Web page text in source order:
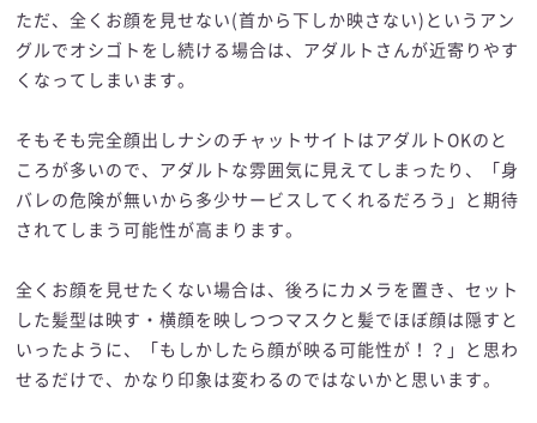
ただ、全くお顔を見せない(首から下しか映さない)というアン
グルでオシゴトをし続ける場合は、アダルトさんが近寄りやす
くなってしまいます。
そもそも完全顔出しナシのチャットサイトはアダルトOKのと
ころが多いので、アダルトな雰囲気に見えてしまったり、「身
バレの危険が無いから多少サービスしてくれるだろう」と期待
されてしまう可能性が高まります。
全くお顔を見せたくない場合は、後ろにカメラを置き、セット
した髪型は映す・横顔を映しつつマスクと髪でほぼ顔は隠すと
いったように、「もしかしたら顔が映る可能性が！？」と思わ
せるだけで、かなり印象は変わるのではないかと思います。